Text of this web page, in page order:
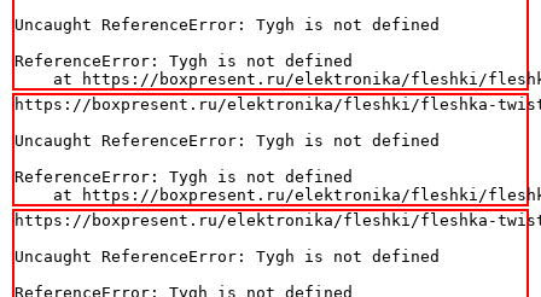
Uncaught ReferenceError: Tygh is not defined
ReferenceError: Tygh is not defined
at https://boxpresent.ru/elektronika/fleshki/
https://boxpresent.ru/elektronika/fleshki/fleshka-twist-
Uncaught ReferenceError: Tygh is not defined
ReferenceError: Tygh is not defined
at https://boxpresent.ru/elektronika/fleshki/
https://boxpresent.ru/elektronika/fleshki/fleshka-twist-
Uncaught ReferenceError: Tygh is not defined
ReferenceError: Tygh is not defined